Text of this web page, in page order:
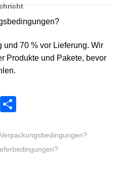
und 70 % vor Lieferung. Wir
Produkte und Pakete, bevor
LinkedIn